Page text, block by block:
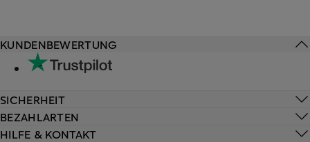
HILFE & KONTAKT
KUNDENBEWERTUNG
SICHERHEIT
BEZAHLARTEN